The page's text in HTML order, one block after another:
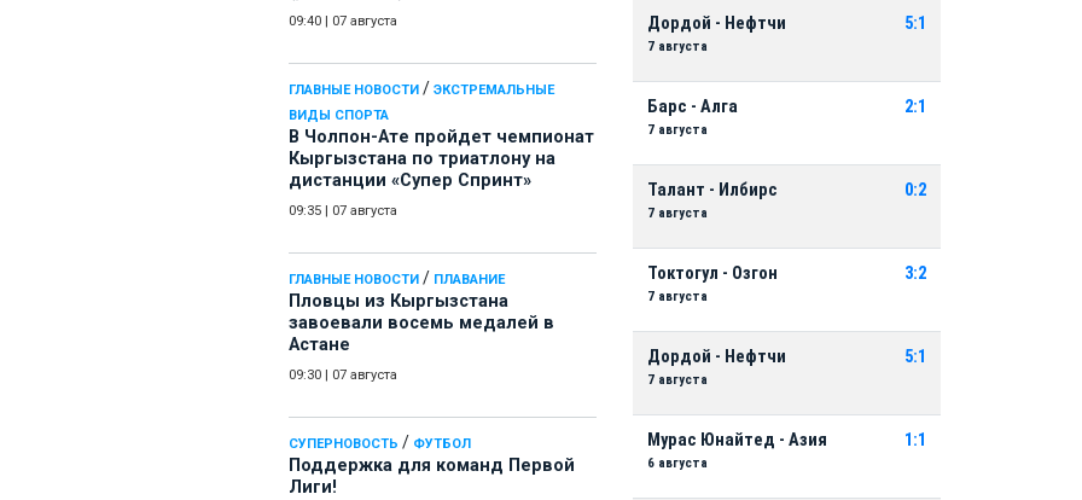
09:40 07 августа
ГЛАВНЫЕ НОВОСТИ / ЭКСТРЕМАЛЬНЫЕ
ВИДЫ СПОРТА
В Чолпон-Ате пройдет чемпионат
Кыргызстана по триатлону на
дистанции «Супер Спринт»
09:35 07 августа
ГЛАВНЫЕ НОВОСТИ / ПЛАВАНИЕ
Пловцы из Кыргызстана
завоевали восемь медалей в
Астане
09:30 07 августа
СУПЕРНОВОСТЬ / ФУТБОЛ
Поддержка для команд Первой
Лиги!
Дордой - Нефтчи
7 августа
5:1
Барс - Алга
7 августа
2:1
Талант - Илбирс
7 августа
0:2
Токтогул - Озгон
7 августа
3:2
Дордой - Нефтчи
7 августа
5:1
Мурас Юнайтед - Азия
6 августа
1:1